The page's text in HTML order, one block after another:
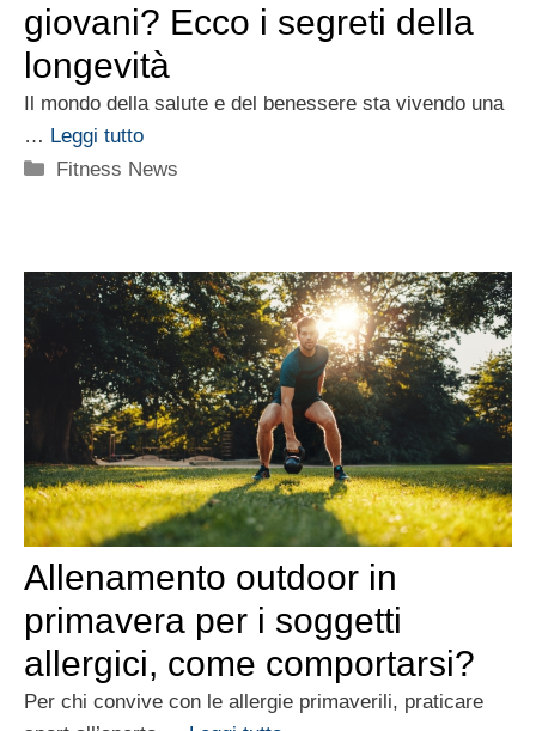
giovani? Ecco i segreti della
longevità
Il mondo della salute e del benessere sta vivendo una
… Leggi tutto
Categorie
Fitness News
Allenamento outdoor in
primavera per i soggetti
allergici, come comportarsi?
Per chi convive con le allergie primaverili, praticare